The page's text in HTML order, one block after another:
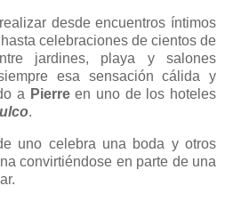
desde encuentros íntimos
celebraciones de cientos de
jardines, playa y salones
esa sensación cálida y
a Pierreen uno de los hoteles
.
uno celebra una boda y otros
convirtiéndose en parte de una